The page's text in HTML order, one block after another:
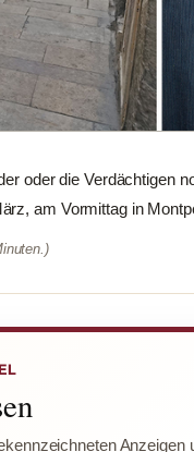
oder die Verdächtigen
am Vormittag in
Anzeigen